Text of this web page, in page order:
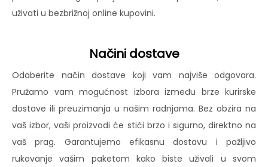
uživati u bezbrižnoj online kupovini.
Načini dostave
Odaberite način dostave koji vam najviše odgovara.
Pružamo vam mogućnost izbora između brze kurirske
dostave ili preuzimanja u našim radnjama. Bez obzira na
vaš izbor, vaši proizvodi će stići brzo i sigurno, direktno na
vaš prag. Garantujemo efikasnu dostavu i pažljivo
rukovanje vašim paketom kako biste uživali u svom